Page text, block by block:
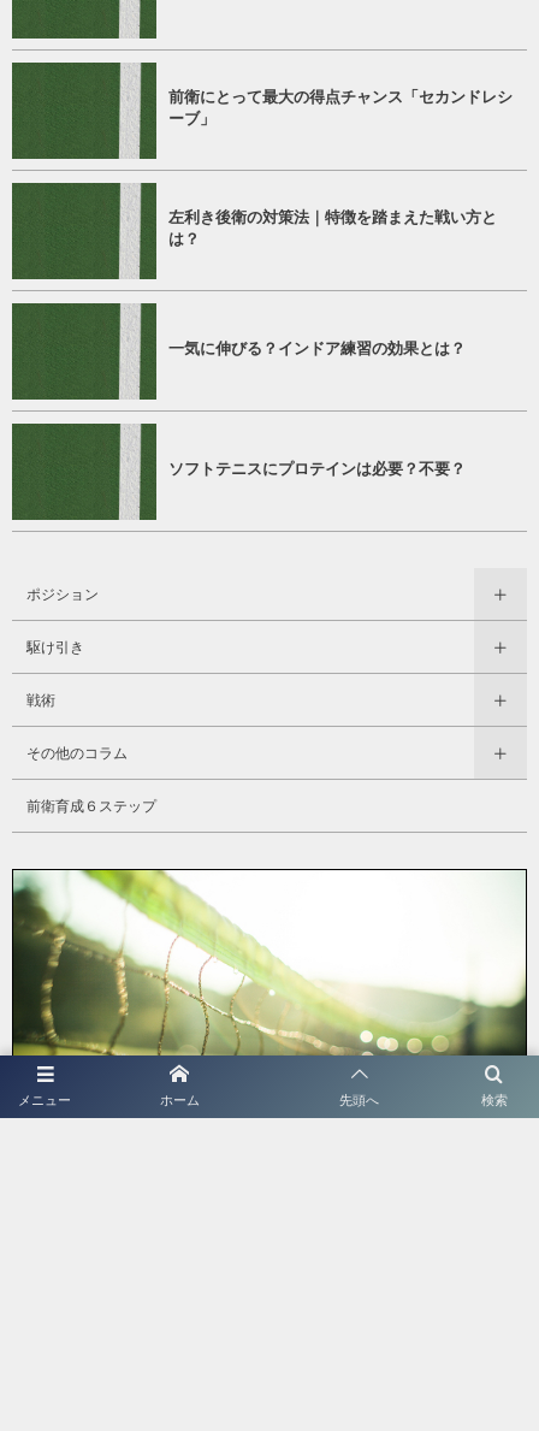
前衛にとって最大の得点チャンス「セカンドレシ
ーブ」
左利き後衛の対策法｜特徴を踏まえた戦い方と
は？
一気に伸びる？インドア練習の効果とは？
ソフトテニスにプロテインは必要？不要？
ポジション
駆け引き
戦術
その他のコラム
前衛育成６ステップ
メニュー 検索
ホーム 先頭へ